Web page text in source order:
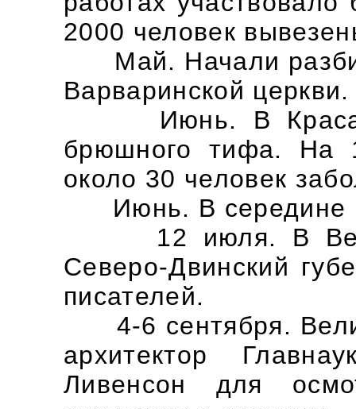
2000 человек
Май. Начали
Варваринской церкви.
Июнь. В
брюшного тифа. На
около 30 человек
Июнь. В середине
12 июля. В
Северо-Двинский
писателей.
4-6 сентября.
архитектор
Ливенсон для